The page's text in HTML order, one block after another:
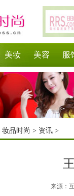
美妆 美容 服
妆品时尚 > 资讯 >
来源：